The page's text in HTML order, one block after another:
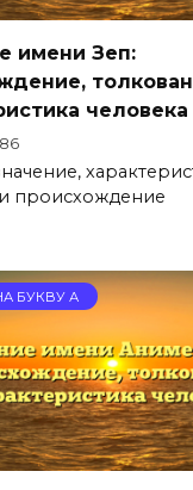
имени Зеп:
человека
происхождение
БУКВУ А